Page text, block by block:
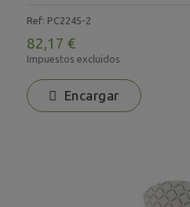
Ref: PC2245-2
82,17 €
Impuestos excluidos
Encargar